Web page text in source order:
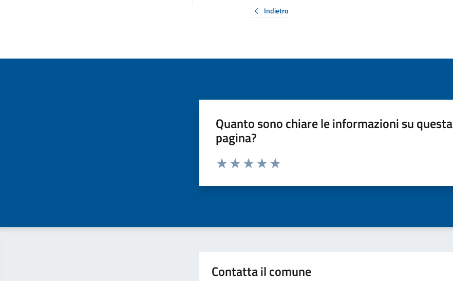
Indietro
Quanto sono chiare le informazioni su questa
pagina?
Valuta da 1 a 5 stelle la pagina
Contatta il comune